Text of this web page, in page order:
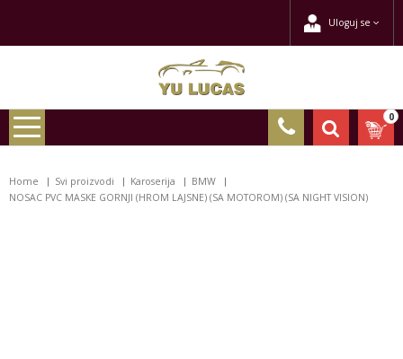
Uloguj se
0
Home Svi proizvodi Karoserija
BMW
NOSAC PVC MASKE GORNJI (HROM LAJSNE) (SA MOTOROM) (SA NIGHT VISION)